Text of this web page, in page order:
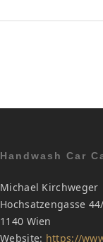
Handwash Car
Michael Kirchweger
Hochsatzengasse
1140 Wien
Website: https://